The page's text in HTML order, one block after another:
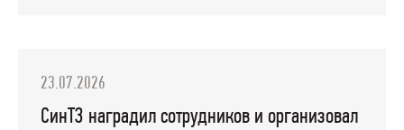
23.07.2026
СинТЗ наградил сотрудников и организовал